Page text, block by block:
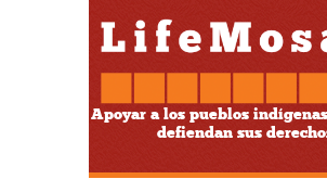
Apoyar a los pueblos
defiendan sus